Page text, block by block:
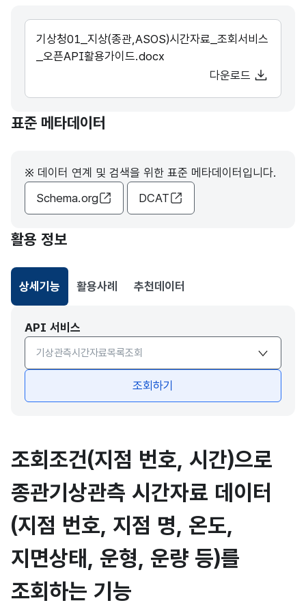
기상청01_지상(종관,ASOS)시간자료_조회서비스
_오픈API활용가이드.docx
다운로드
표준 메타데이터
※ 데이터 연계 및 검색을 위한 표준 메타데이터입니다.
Schema.org
DCAT
활용 정보
상세기능
선택됨
활용사례 추천데이터
API 서비스
API서비스 종류 선택
조회하기
조회조건(지점 번호, 시간)으로
종관기상관측 시간자료 데이터
(지점 번호, 지점 명, 온도,
지면상태, 운형, 운량 등)를
조회하는 기능